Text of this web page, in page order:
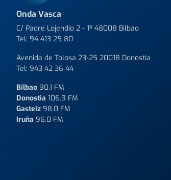
Onda Vasca
C/ Padre Lojendio 2 - 1º 48008 Bilbao
Tel: 94 413 25 80
Avenida de Tolosa 23-25 20018 Donostia
Tel: 943 42 36 44
Bilbao 90.1 FM
Donostia 106.9 FM
Gasteiz 98.0 FM
Iruña 96.0 FM